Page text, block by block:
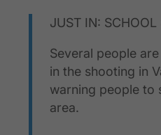
JUST IN: SCHOOL
Several people
in the shooting in
warning people to
area.